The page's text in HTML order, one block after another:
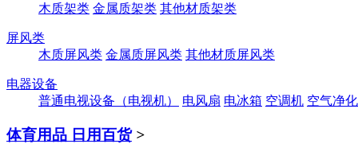
木质架类 金属质架类 其他材质架类
屏风类
木质屏风类 金属质屏风类 其他材质屏风类
电器设备
普通电视设备（电视机）
电风扇 电冰箱 空调机 空气净
体育用品 日用百货 >